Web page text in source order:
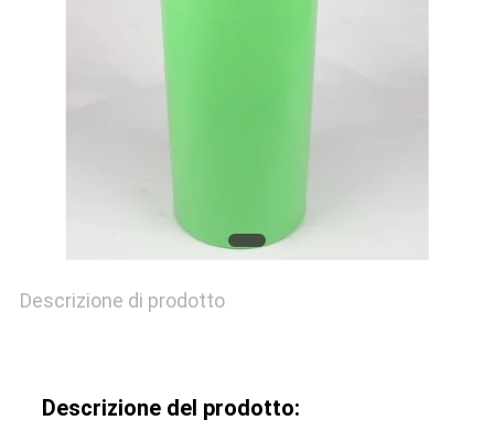
CONTROLLO
CONTATTACI
NOTIZIE
Descrizione di prodotto
Descrizione del prodotto: